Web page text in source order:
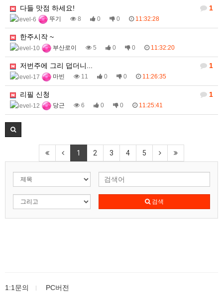
1
다들 맛점 하세요!
뚜기 8 0 0 11:32:28
한주시작 ~
부산로이 5 0 0 11:32:20
1
저번주에 그리 덥더니...
마빈 11 0 0 11:26:35
1
리필 신청
당근 6 0 0 11:25:41
1 2 3 4 5
검색
1:1문의 PC버전